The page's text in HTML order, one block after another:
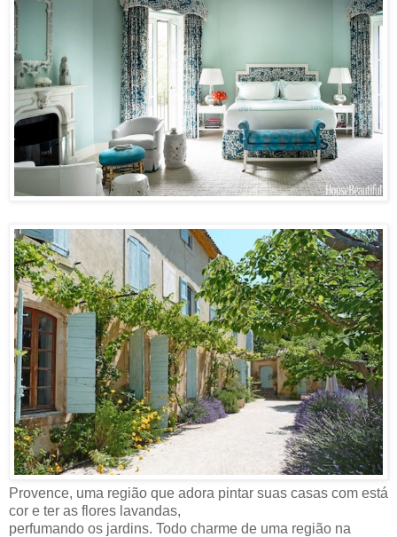
Provence, uma região que adora pintar suas casas com está
cor e ter as flores lavandas,
perfumando os jardins. Todo charme de uma região na